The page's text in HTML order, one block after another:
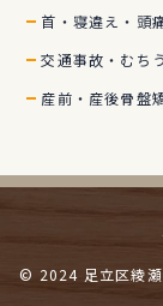
首・寝違え・頭
交通事故・むち
産前・産後骨盤
© 2024 足立区綾